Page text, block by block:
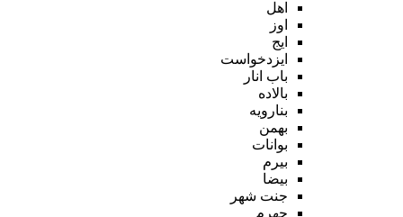
اهل
اوز
ایج
ایزدخواست
باب انار
بالاده
بنارویه
بهمن
بوانات
بیرم
بیضا
جنت شهر
جهرم